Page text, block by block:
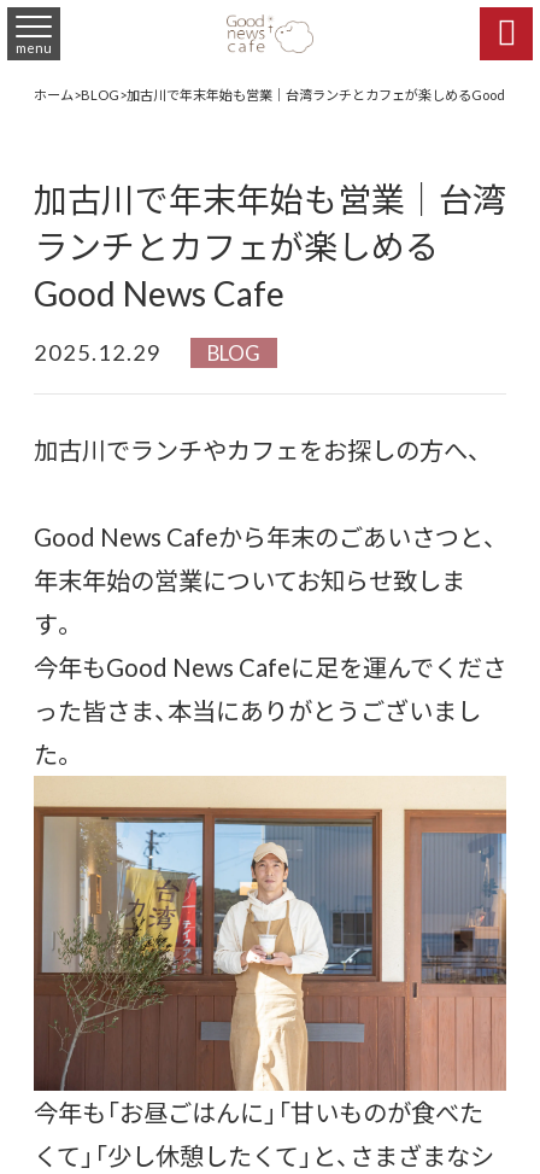
menu 
ホーム>BLOG>加古川で年末年始も営業｜台湾ランチとカフェが楽しめるGood
加古川で年末年始も営業｜台湾
ランチとカフェが楽しめる
Good News Cafe
2025.12.29 BLOG
加古川でランチやカフェをお探しの方へ、
Good News Cafeから年末のごあいさつと、
年末年始の営業についてお知らせ致しま
す。
今年もGood News Cafeに足を運んでくださ
った皆さま、本当にありがとうございまし
た。
今年も「お昼ごはんに」「甘いものが食べた
くて」「少し休憩したくて」と、さまざまなシ